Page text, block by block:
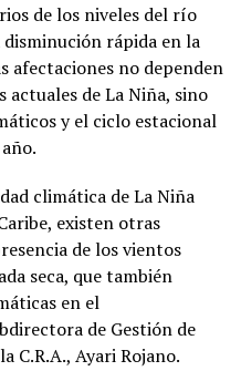
de los niveles del río
rápida en la
afectaciones no dependen
actuales de La Niña, sino
y el ciclo estacional
climática de La Niña
existen otras
de los vientos
seca, que también
en el
de Gestión de
C.R.A., Ayari Rojano.